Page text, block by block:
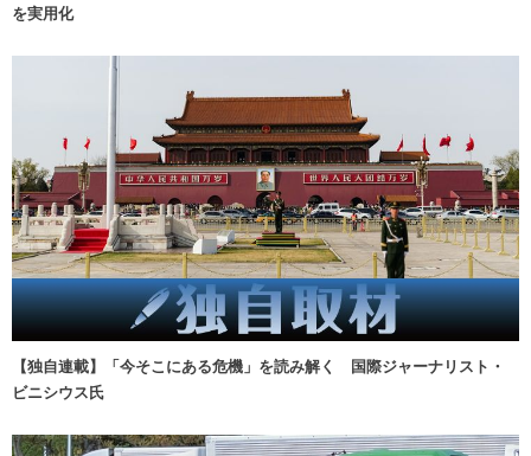
を実用化
【独自連載】「今そこにある危機」を読み解く 国際ジャーナリスト・
ビニシウス氏